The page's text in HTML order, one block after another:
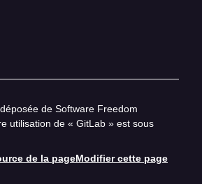
de Software Freedom
utilisation de « GitLab » est sous
de la pageModifier cette page